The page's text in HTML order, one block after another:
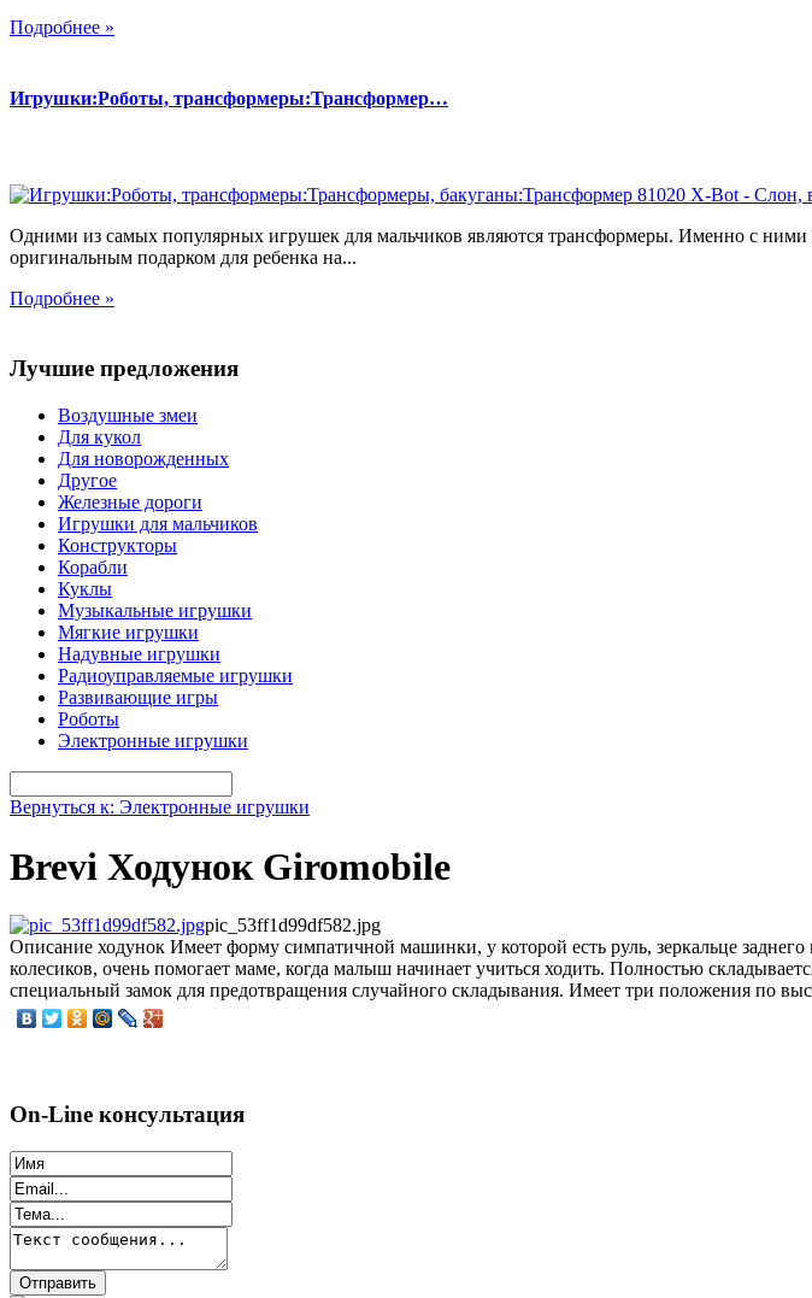
Подробнее »
Игрушки:Роботы, трансформеры:Трансформер…
Одними из самых популярных игрушек для мальчиков являются трансформеры. Именно с
оригинальным подарком для ребенка на...
Подробнее »
Лучшие предложения
Воздушные змеи
Для кукол
Для новорожденных
Другое
Железные дороги
Игрушки для мальчиков
Конструкторы
Корабли
Куклы
Музыкальные игрушки
Мягкие игрушки
Надувные игрушки
Радиоуправляемые игрушки
Развивающие игры
Роботы
Электронные игрушки
Вернуться к: Электронные игрушки
Brevi Ходунок Giromobile
pic_53ff1d99df582.jpg
Описание ходунок Имеет форму симпатичной машинки, у которой есть руль, зеркальце
колесиков, очень помогает маме, когда малыш начинает учиться ходить. Полностью
специальный замок для предотвращения случайного складывания. Имеет три положения по
On-Line консультация